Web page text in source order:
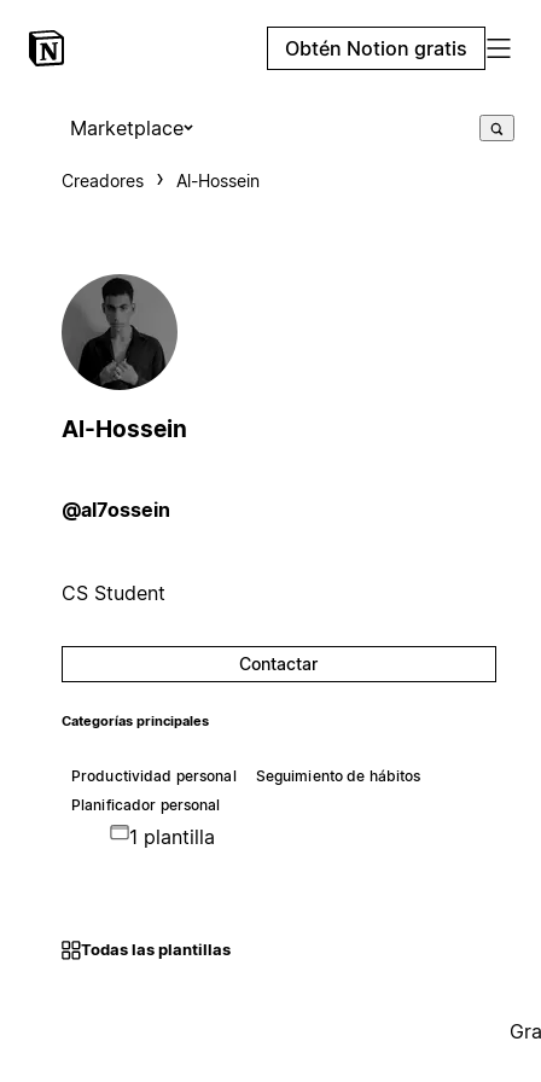
Obtén Notion gratis
Marketplace
Creadores Al-Hossein
Al-Hossein
@al7ossein
CS Student
Contactar
Categorías principales
Productividad personal
Seguimiento de hábitos
Planificador personal
1 plantilla
Todas las plantillas